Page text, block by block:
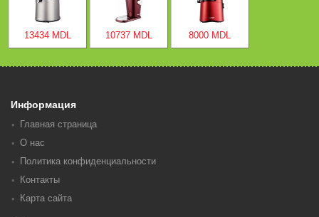
13434 MDL 10737 MDL 8000 MDL
Информация
Главная страница
О нас
Политика конфиденциальности
Контакты
Карта сайта